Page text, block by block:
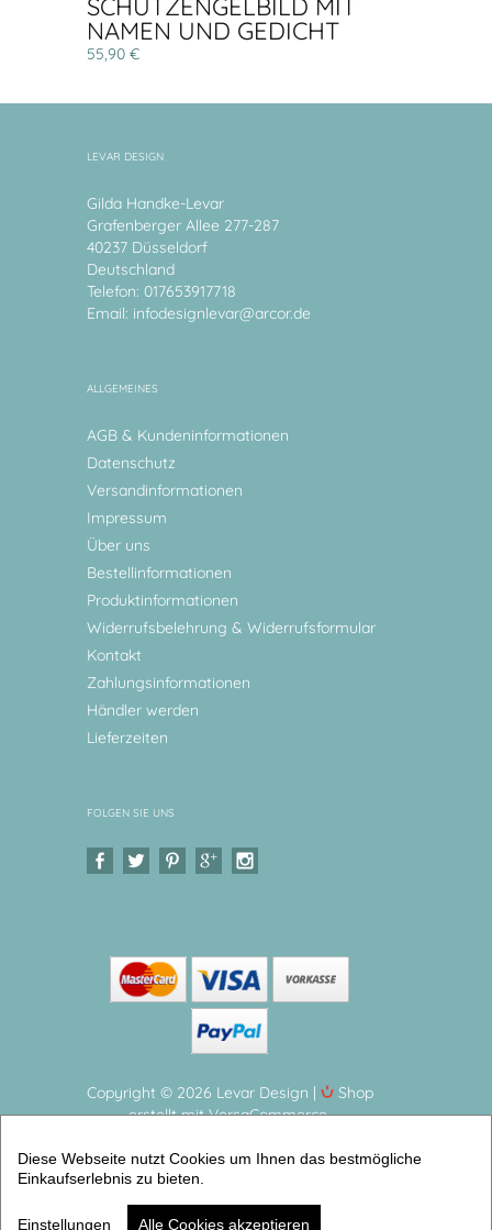
SCHUTZENGELBILD MIT
NAMEN UND GEDICHT
55,90 €
LEVAR DESIGN
Gilda Handke-Levar
Grafenberger Allee 277-287
40237 Düsseldorf
Deutschland
Telefon: 017653917718
Email: infodesignlevar@arcor.de
ALLGEMEINES
AGB & Kundeninformationen
Datenschutz
Versandinformationen
Impressum
Über uns
Bestellinformationen
Produktinformationen
Widerrufsbelehrung & Widerrufsformular
Kontakt
Zahlungsinformationen
Händler werden
Lieferzeiten
FOLGEN SIE UNS
Copyright © 2026 Levar Design |
Shop
erstellt mit VersaCommerce.
Geschenk zur Geburt oder Taufe für Mädchen
(Schutzengel Bilder mit Gedichten) | Artikelnummer:
10725382 -2
Diese Webseite nutzt Cookies um Ihnen das bestmögliche
Einkaufserlebnis zu bieten.
Einstellungen Alle Cookies akzeptieren